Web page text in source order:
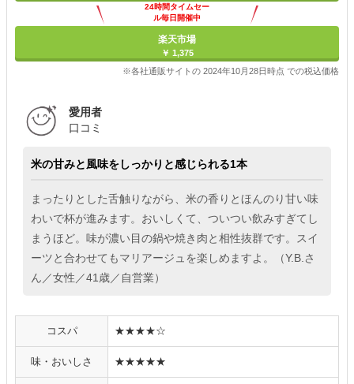
24時間タイムセー
ル毎日開催中
楽天市場
￥ 1,375
※各社通販サイトの 2024年10月28日時点 での税込価格
愛用者
口コミ
米の甘みと風味をしっかりと感じられる1本
まったりとした舌触りながら、米の香りとほんのり甘い味
わいで杯が進みます。おいしくて、ついつい飲みすぎてし
まうほど。味が濃い目の鍋や焼き肉と相性抜群です。スイ
ーツと合わせてもマリアージュを楽しめますよ。（Y.B.さ
ん／女性／41歳／自営業）
コスパ ★★★★☆
味・おいしさ ★★★★★